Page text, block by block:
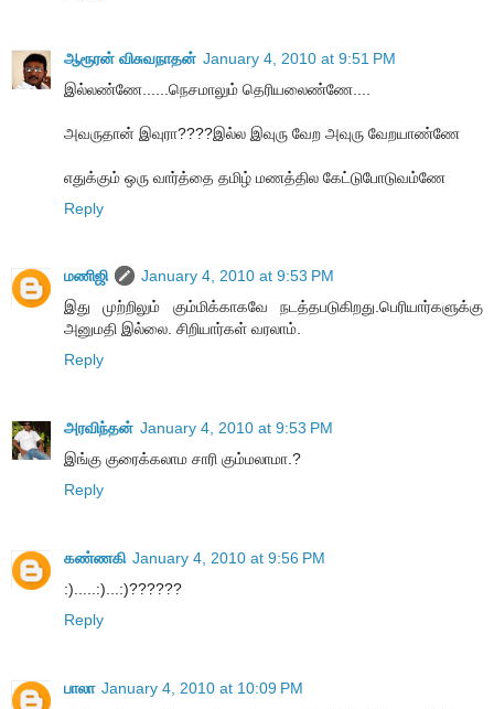
ஆரூரன் விசுவநாதன் January 4, 2010 at 9:51 PM
இல்லண்ணே......நெசமாலும் தெரியலைண்ணே....
அவருதான் இவுரா????இல்ல இவுரு வேற அவுரு வேறயாண்ணே
எதுக்கும் ஒரு வார்த்தை தமிழ் மணத்தில கேட்டுபோடுவம்ணே
Reply
மணிஜி
January 4, 2010 at 9:53 PM
இது முற்றிலும் கும்மிக்காகவே நடத்தபடுகிறது.பெரியார்களுக்கு
அனுமதி இல்லை. சிறியார்கள் வரலாம்.
Reply
அரவிந்தன் January 4, 2010 at 9:53 PM
இங்கு குரைக்கலாம சாரி கும்மலாமா.?
Reply
கண்ணகி January 4, 2010 at 9:56 PM
:).....:)...:)??????
Reply
பாலா January 4, 2010 at 10:09 PM